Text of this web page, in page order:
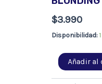
$3.990
Disponibilidad:
BLUNDING
KIDS
CABESTRILLO
Añadir al